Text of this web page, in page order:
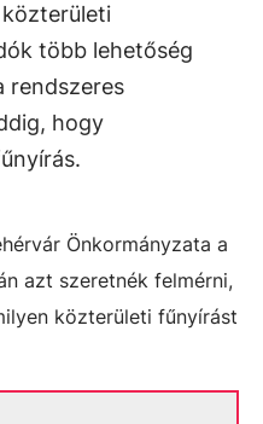
több lehetőség
rendszeres
hogy
Önkormányzata a
azt szeretnék felmérni,
közterületi fűnyírást